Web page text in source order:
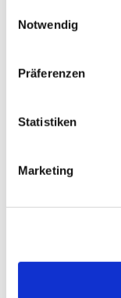
Notwendig
Präferenzen
Statistiken
Marketing